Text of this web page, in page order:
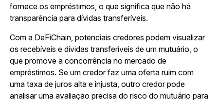
fornece os empréstimos, o que significa que não há
transparência para dívidas transferíveis.
Com a DeFiChain, potenciais credores podem visualizar
os recebíveis e dívidas transferíveis de um mutuário, o
que promove a concorrência no mercado de
empréstimos. Se um credor faz uma oferta ruim com
uma taxa de juros alta e injusta, outro credor pode
analisar uma avaliação precisa do risco do mutuário para